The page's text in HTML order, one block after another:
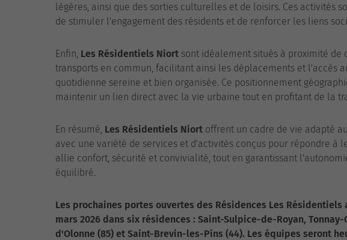
légères, ainsi que des sorties culturelles et de loisirs. Ces activités
de stimuler l'engagement des résidents et de renforcer les liens
Enfin, Les Résidentiels Niort sont idéalement situés à proximité de
transports en commun, facilitant ainsi les déplacements et l'accès
quotidienne sereine et bien organisée. Ce positionnement
maintenir un lien direct avec la vie urbaine tout en profitant de la
En résumé, Les Résidentiels Niort offrent un cadre de vie adapté
avec une variété de services et d'activités conçus pour répondre à
allie confort, sécurité et convivialité, tout en garantissant
équilibré.
Les prochaines portes ouvertes des Résidences Les
mars 2026 dans six résidences : Saint-Sulpice-de-Royan, Tonnay-
d'Olonne (85) et Saint-Brevin-les-Pins (44). Les équipes seront